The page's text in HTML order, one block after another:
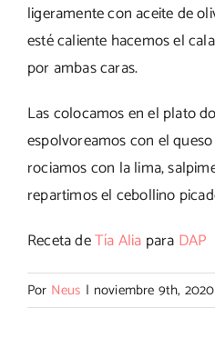
ligeramente con aceite de
esté caliente hacemos el
por ambas caras.
Las colocamos en el plato
espolvoreamos con el
rociamos con la lima,
repartimos el cebollino
Receta deTía Alia para DAP
Por Neus | noviembre 9th, 2020